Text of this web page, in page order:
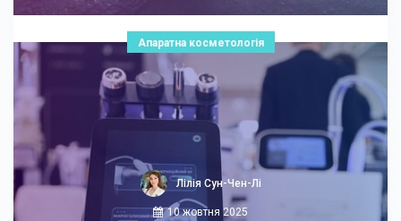
Апаратна косметологія
Лілія Сун-Чен-Лі
10 жовтня 2025